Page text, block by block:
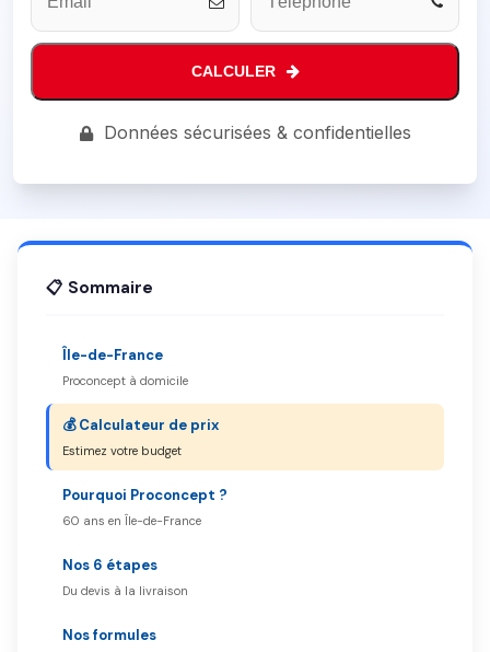
CALCULER
Données sécurisées & confidentielles
📋 Sommaire
Île-de-France
Proconcept à domicile
💰 Calculateur de prix
Estimez votre budget
Pourquoi Proconcept ?
60 ans en Île-de-France
Nos 6 étapes
Du devis à la livraison
Nos formules